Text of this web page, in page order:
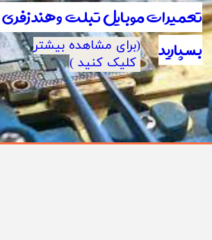
​تعمیرات موبایل تبلت وهندزفری
بسپارید
​(برای مشاهده بیشتر
کلیک کنید )